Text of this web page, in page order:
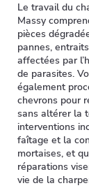
Le travail du
Massy
pièces
pannes,
affectées par
de parasites.
également
chevrons pour
sans altérer la
interventions
faîtage et la
mortaises, et
réparations
vie de la